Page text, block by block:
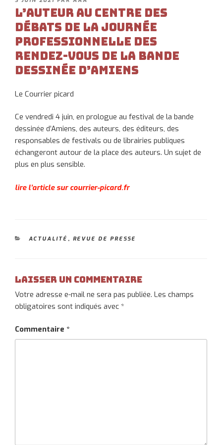
LE
L’auteur au centre des
débats de la journée
professionnelle des
Rendez-vous de la bande
dessinée d’Amiens
Le Courrier picard
Ce vendredi 4 juin, en prologue au festival de la bande
dessinée d’Amiens, des auteurs, des éditeurs, des
responsables de festivals ou de librairies publiques
échangeront autour de la place des auteurs. Un sujet de
plus en plus sensible.
lire l’article sur courrier-picard.fr
CATÉGORIES
ACTUALITÉ , REVUE DE PRESSE
Laisser un commentaire
Votre adresse e-mail ne sera pas publiée. Les champs
obligatoires sont indiqués avec *
Commentaire *